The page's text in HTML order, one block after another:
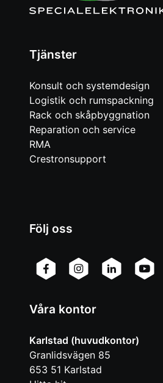
Tjänster
Konsult och systemdesign
Logistik och rumspackning
Rack och skåpbyggnation
Reparation och service
RMA
Crestronsupport
Följ oss
Våra kontor
Karlstad (huvudkontor)
Granlidsvägen 85
653 51 Karlstad